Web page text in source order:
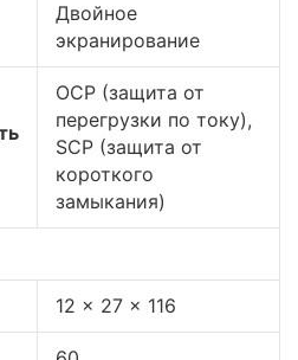
Двойное
экранирование
OCP (защита от
перегрузки по току),
SCP (защита от
короткого
замыкания)
12 x 27 x 116